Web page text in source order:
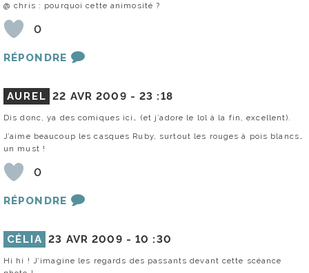
@ chris : pourquoi cette animosité ?
0
RÉPONDRE
AUREL 22 AVR 2009 -23 :18
Dis donc, ya des comiques ici… (et j’adore le lol à la fin, excellent).
J’aime beaucoup les casques Ruby, surtout les rouges à pois blancs…
un must !
0
RÉPONDRE
CÉLIA 23 AVR 2009 -10 :30
Hi hi ! J’imagine les regards des passants devant cette scéance